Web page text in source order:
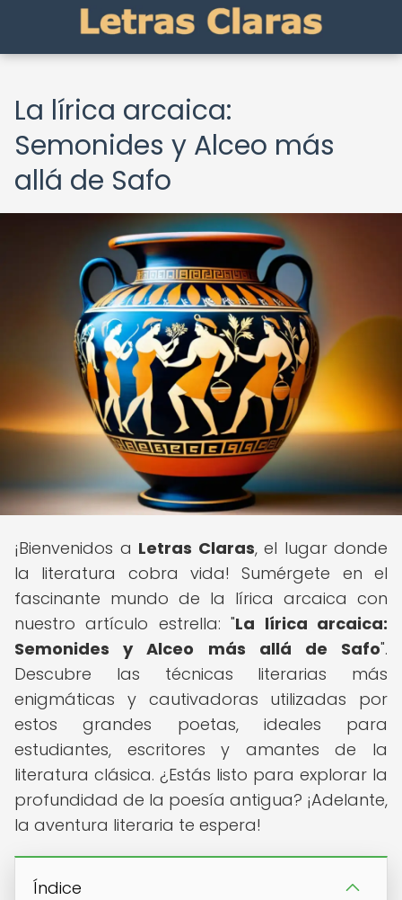
La lírica arcaica:
Semonides y Alceo más
allá de Safo
¡Bienvenidos a Letras Claras, el lugar donde
la literatura cobra vida! Sumérgete en el
fascinante mundo de la lírica arcaica con
nuestro artículo estrella: "La lírica arcaica:
Semonides y Alceo más allá de Safo".
Descubre las técnicas literarias más
enigmáticas y cautivadoras utilizadas por
estos grandes poetas, ideales para
estudiantes, escritores y amantes de la
literatura clásica. ¿Estás listo para explorar la
profundidad de la poesía antigua? ¡Adelante,
la aventura literaria te espera!
Índice